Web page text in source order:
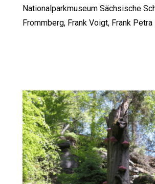
Nationalparkmuseum Sächsische
Frommberg, Frank Voigt, Frank Petra